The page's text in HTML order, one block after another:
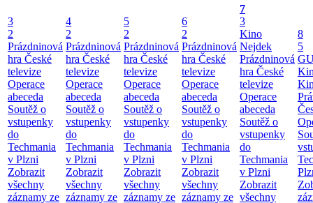
3
2
Prázdninová
hra České
televize
Operace
abeceda
Soutěž o
vstupenky
do
Techmania
v Plzni
Zobrazit
všechny
záznamy ze
4
2
Prázdninová
hra České
televize
Operace
abeceda
Soutěž o
vstupenky
do
Techmania
v Plzni
Zobrazit
všechny
záznamy ze
5
2
Prázdninová
hra České
televize
Operace
abeceda
Soutěž o
vstupenky
do
Techmania
v Plzni
Zobrazit
všechny
záznamy ze
6
2
Prázdninová
hra České
televize
Operace
abeceda
Soutěž o
vstupenky
do
Techmania
v Plzni
Zobrazit
všechny
záznamy ze
7
3
Kino
Nejdek
Prázdninová
hra České
televize
Operace
abeceda
Soutěž o
vstupenky
do
Techmania
v Plzni
Zobrazit
všechny
8
5